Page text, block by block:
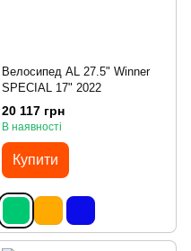
Велосипед AL 27.5" Winner
SPECIAL 17" 2022
20 117 грн
В наявності
Купити